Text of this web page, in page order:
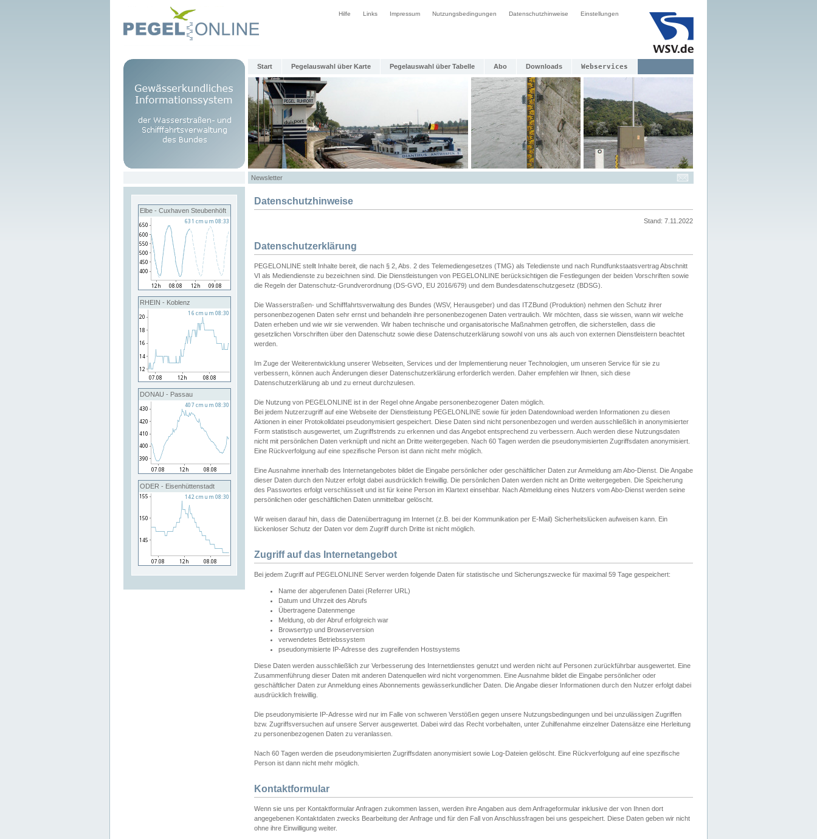
Hilfe Links Impressum Nutzungsbedingungen Datenschutzhinweise Einstellungen
Start Pegelauswahl über Karte Pegelauswahl über Tabelle Abo Downloads Webservices
Newsletter
Elbe - Cuxhaven Steubenhöft
RHEIN - Koblenz
DONAU - Passau
ODER - Eisenhüttenstadt
Datenschutzhinweise
Stand: 7.11.2022
Datenschutzerklärung
PEGELONLINE stellt Inhalte bereit, die nach § 2, Abs. 2 des Telemediengesetzes (TMG) als Teledienste und nach Rundfunkstaatsvertrag Abschnitt
VI als Mediendienste zu bezeichnen sind. Die Dienstleistungen von PEGELONLINE berücksichtigen die Festlegungen der beiden Vorschriften sowie
die Regeln der Datenschutz-Grundverordnung (DS-GVO, EU 2016/679) und dem Bundesdatenschutzgesetz (BDSG).
Die Wasserstraßen- und Schifffahrtsverwaltung des Bundes (WSV, Herausgeber) und das ITZBund (Produktion) nehmen den Schutz ihrer
personenbezogenen Daten sehr ernst und behandeln ihre personenbezogenen Daten vertraulich. Wir möchten, dass sie wissen, wann wir welche
Daten erheben und wie wir sie verwenden. Wir haben technische und organisatorische Maßnahmen getroffen, die sicherstellen, dass die
gesetzlichen Vorschriften über den Datenschutz sowie diese Datenschutzerklärung sowohl von uns als auch von externen Dienstleistern beachtet
werden.
Im Zuge der Weiterentwicklung unserer Webseiten, Services und der Implementierung neuer Technologien, um unseren Service für sie zu
verbessern, können auch Änderungen dieser Datenschutzerklärung erforderlich werden. Daher empfehlen wir Ihnen, sich diese
Datenschutzerklärung ab und zu erneut durchzulesen.
Die Nutzung von PEGELONLINE ist in der Regel ohne Angabe personenbezogener Daten möglich.
Bei jedem Nutzerzugriff auf eine Webseite der Dienstleistung PEGELONLINE sowie für jeden Datendownload werden Informationen zu diesen
Aktionen in einer Protokolldatei pseudonymisiert gespeichert. Diese Daten sind nicht personenbezogen und werden ausschließlich in anonymisierter
Form statistisch ausgewertet, um Zugriffstrends zu erkennen und das Angebot entsprechend zu verbessern. Auch werden diese Nutzungsdaten
nicht mit persönlichen Daten verknüpft und nicht an Dritte weitergegeben. Nach 60 Tagen werden die pseudonymisierten Zugriffsdaten anonymisiert.
Eine Rückverfolgung auf eine spezifische Person ist dann nicht mehr möglich.
Eine Ausnahme innerhalb des Internetangebotes bildet die Eingabe persönlicher oder geschäftlicher Daten zur Anmeldung am Abo-Dienst. Die Angabe
dieser Daten durch den Nutzer erfolgt dabei ausdrücklich freiwillig. Die persönlichen Daten werden nicht an Dritte weitergegeben. Die Speicherung
des Passwortes erfolgt verschlüsselt und ist für keine Person im Klartext einsehbar. Nach Abmeldung eines Nutzers vom Abo-Dienst werden seine
persönlichen oder geschäftlichen Daten unmittelbar gelöscht.
Wir weisen darauf hin, dass die Datenübertragung im Internet (z.B. bei der Kommunikation per E-Mail) Sicherheitslücken aufweisen kann. Ein
lückenloser Schutz der Daten vor dem Zugriff durch Dritte ist nicht möglich.
Zugriff auf das Internetangebot
Bei jedem Zugriff auf PEGELONLINE Server werden folgende Daten für statistische und Sicherungszwecke für maximal 59 Tage gespeichert:
Name der abgerufenen Datei (Referrer URL)
Datum und Uhrzeit des Abrufs
Übertragene Datenmenge
Meldung, ob der Abruf erfolgreich war
Browsertyp und Browserversion
verwendetes Betriebssystem
pseudonymisierte IP-Adresse des zugreifenden Hostsystems
Diese Daten werden ausschließlich zur Verbesserung des Internetdienstes genutzt und werden nicht auf Personen zurückführbar ausgewertet. Eine
Zusammenführung dieser Daten mit anderen Datenquellen wird nicht vorgenommen. Eine Ausnahme bildet die Eingabe persönlicher oder
geschäftlicher Daten zur Anmeldung eines Abonnements gewässerkundlicher Daten. Die Angabe dieser Informationen durch den Nutzer erfolgt dabei
ausdrücklich freiwillig.
Die pseudonymisierte IP-Adresse wird nur im Falle von schweren Verstößen gegen unsere Nutzungsbedingungen und bei unzulässigen Zugriffen
bzw. Zugriffsversuchen auf unsere Server ausgewertet. Dabei wird das Recht vorbehalten, unter Zuhilfenahme einzelner Datensätze eine Herleitung
zu personenbezogenen Daten zu veranlassen.
Nach 60 Tagen werden die pseudonymisierten Zugriffsdaten anonymisiert sowie Log-Dateien gelöscht. Eine Rückverfolgung auf eine spezifische
Person ist dann nicht mehr möglich.
Kontaktformular
Wenn sie uns per Kontaktformular Anfragen zukommen lassen, werden ihre Angaben aus dem Anfrageformular inklusive der von Ihnen dort
angegebenen Kontaktdaten zwecks Bearbeitung der Anfrage und für den Fall von Anschlussfragen bei uns gespeichert. Diese Daten geben wir nicht
ohne ihre Einwilligung weiter.